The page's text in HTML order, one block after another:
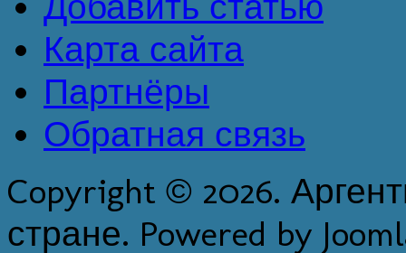
Карта сайта
Партнёры
Обратная связь
Copyright © 2026.
стране. Powered by